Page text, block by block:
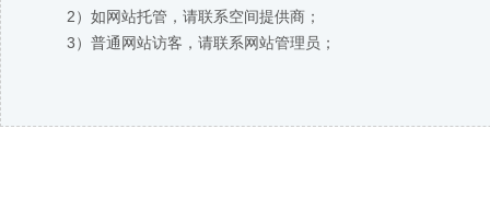
2）如网站托管，请联系空间提供商；
3）普通网站访客，请联系网站管理员；